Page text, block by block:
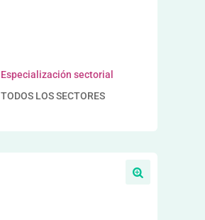
Especialización sectorial
TODOS LOS SECTORES